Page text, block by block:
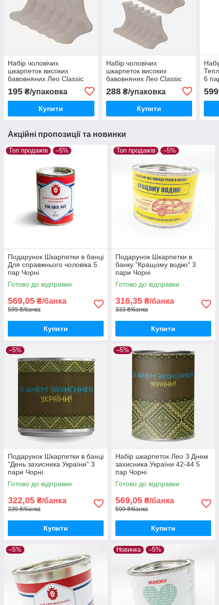
Набір чоловічих
шкарпеток високих
бавовняних Лео Classic
195 ₴/упаковка
Купити
Набір чоловічих
шкарпеток високих
бавовняних Лео Classic
288₴/упаковка
Купити
6
599
Акційні пропозиції та новинки
Топ продажів –5%
Подарунок Шкарпетки в банці
Для справжнього чоловіка 5
пар Чорні
Готово до відправки
569,05 ₴/банка
599 ₴/банка
Купити
Топ продажів –5%
Подарунок Шкарпетки в
банку "Кращому водію" 3
пари Чорні
Готово до відправки
316,35 ₴/банка
333 ₴/банка
Купити
–5%
Подарунок Шкарпетки в банці
"День захисника України" 3
пари Чорні
Готово до відправки
322,05 ₴/банка
339 ₴/банка
Купити
–5%
Набір шкарпеток Лео З Днем
захисника України 42-44 5
пар Чорні
Готово до відправки
569,05 ₴/банка
599 ₴/банка
Купити
–5% Новинка –5%